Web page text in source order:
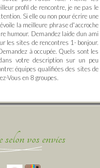
profil de rencontre, je ne pas le
Si elle ou non pour écrire une
la meilleure phrase d'accroche
humour. Demandez laide dun ami
les sites de rencontres 1- bonjour.
à occupée. Quels sont les
votre description sur un peu
équipes qualifiées des sites de
Vous en 8 groupes.
vos envies